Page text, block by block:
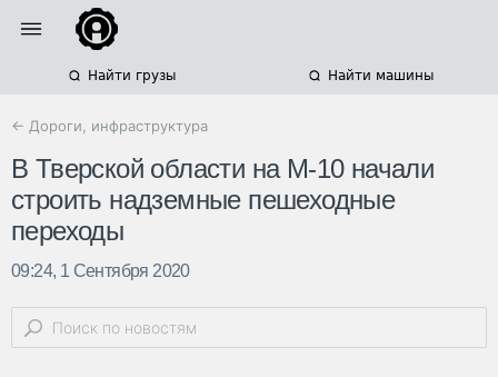
Найти грузы Найти машины
← Дороги, инфраструктура
В Тверской области на М-10 начали
строить надземные пешеходные
переходы
09:24, 1 Сентября 2020